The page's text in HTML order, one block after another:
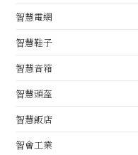
智慧電網
智慧鞋子
智慧音箱
智慧頭盔
智慧飯店
智會工業